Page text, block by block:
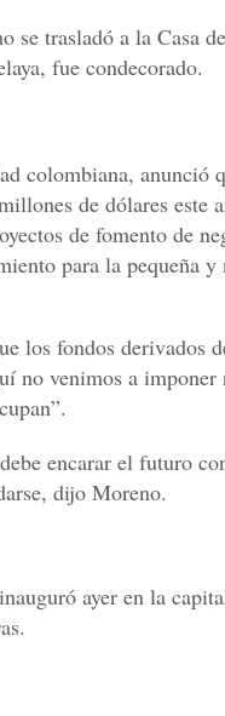
se trasladó a la Casa
fue condecorado.
colombiana, anunció
de dólares este
de fomento de
para la pequeña y
los fondos derivados
no venimos a imponer
encarar el futuro
dijo Moreno.
ayer en la